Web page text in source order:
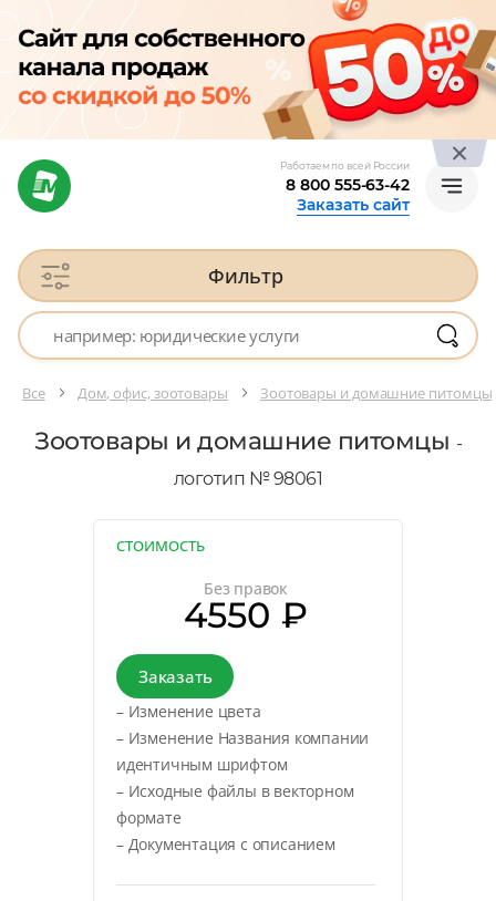
Работаем по всей России
8 800 555-63-42
Заказать сайт
Фильтр
Все Дом, офис, зоотовары Зоотовары и домашние питомцы
Зоотовары и домашние питомцы -
логотип № 98061
СТОИМОСТЬ
Без правок
4550 ₽
Заказать
– Изменение цвета
– Изменение Названия компании
идентичным шрифтом
– Исходные файлы в векторном
формате
– Документация с описанием